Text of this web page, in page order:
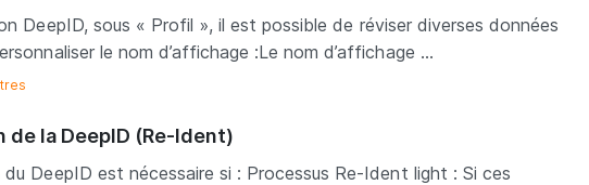
DeepID, sous « Profil », il est possible de réviser diverses données
le nom d’affichage :Le nom d’affichage ...
de la DeepID (Re-Ident)
DeepID est nécessaire si : Processus Re-Ident light : Si ces